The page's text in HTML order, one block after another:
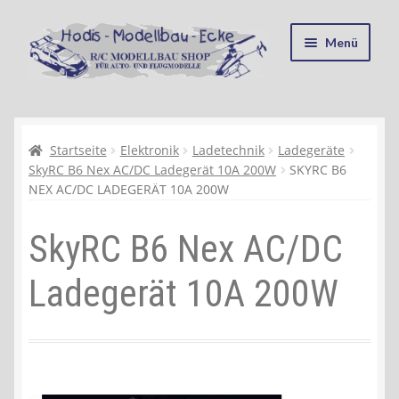
Zur
Navigation
springen
Zum
Inhalt
springen
Menü
Kasse
Mein Konto
Recycling, Entsorgung und Umwelt
Shop
Warenkorb
Startseite Elektronik Ladetechnik
Ladegeräte
SkyRC B6 Nex AC/DC Ladegerät 10A 200W
SKYRC B6
NEX AC/DC LADEGERÄT 10A 200W
SkyRC B6 Nex AC/DC
Ladegerät 10A 200W